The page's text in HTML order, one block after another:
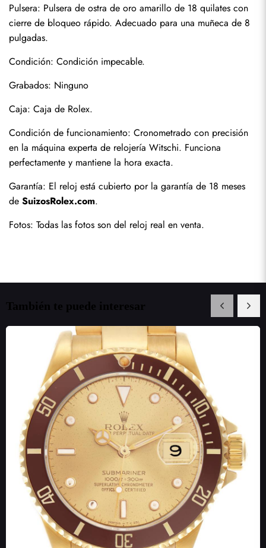
Pulsera: Pulsera de ostra de oro amarillo de 18 quilates con
cierre de bloqueo rápido. Adecuado para una muñeca de 8
pulgadas.
Condición: Condición impecable.
Grabados: Ninguno
Caja: Caja de Rolex.
Condición de funcionamiento: Cronometrado con precisión
en la máquina experta de relojería Witschi. Funciona
perfectamente y mantiene la hora exacta.
Garantía: El reloj está cubierto por la garantía de 18 meses
de SuizosRolex.com.
Fotos: Todas las fotos son del reloj real en venta.
También te puede interesar